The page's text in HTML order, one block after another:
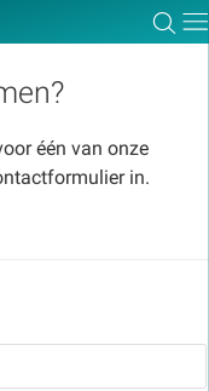
één van onze
in.